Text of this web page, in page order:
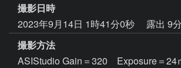
撮影日時
2023年9月14日 1時41分0秒
露出 9分
撮影方法
ASIStudio Gain＝320 Exposure＝24